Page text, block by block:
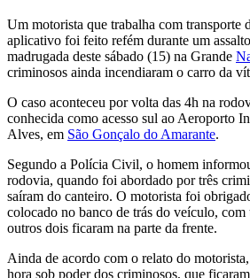
Um motorista que trabalha com transporte
aplicativo foi feito refém durante um
madrugada deste sábado (15) na Grande
criminosos ainda incendiaram o carro da
O caso aconteceu por volta das 4h na
conhecida como acesso sul ao Aeroporto
Alves, em São Gonçalo do Amarante.
Segundo a Polícia Civil, o homem
rodovia, quando foi abordado por três
saíram do canteiro. O motorista foi
colocado no banco de trás do veículo, com
outros dois ficaram na parte da frente.
Ainda de acordo com o relato do
hora sob poder dos criminosos, que